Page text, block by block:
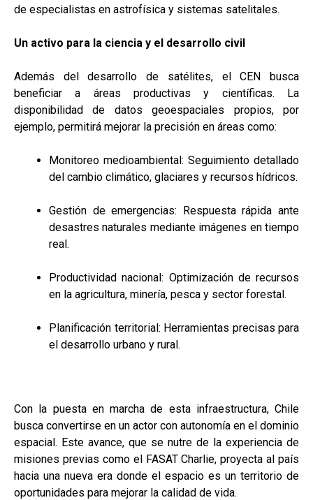
de especialistas en astrofísica y sistemas satelitales.
Un activo para la ciencia y el desarrollo civil
Además del desarrollo de satélites, el CEN busca
beneficiar a áreas productivas y científicas. La
disponibilidad de datos geoespaciales propios, por
ejemplo, permitirá mejorar la precisión en áreas como:
Monitoreo medioambiental: Seguimiento detallado
del cambio climático, glaciares y recursos hídricos.
Gestión de emergencias: Respuesta rápida ante
desastres naturales mediante imágenes en tiempo
real.
Productividad nacional: Optimización de recursos
en la agricultura, minería, pesca y sector forestal.
Planificación territorial: Herramientas precisas para
el desarrollo urbano y rural.
Con la puesta en marcha de esta infraestructura, Chile
busca convertirse en un actor con autonomía en el dominio
espacial. Este avance, que se nutre de la experiencia de
misiones previas como el FASAT Charlie, proyecta al país
hacia una nueva era donde el espacio es un territorio de
oportunidades para mejorar la calidad de vida.